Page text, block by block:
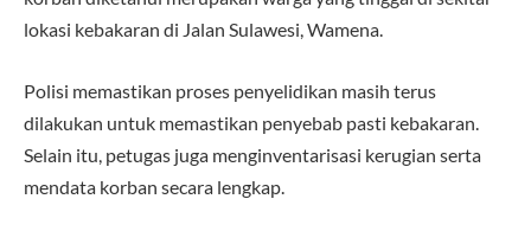
lokasi kebakaran di Jalan Sulawesi, Wamena.
Polisi memastikan proses penyelidikan masih terus
dilakukan untuk memastikan penyebab pasti kebakaran.
Selain itu, petugas juga menginventarisasi kerugian serta
mendata korban secara lengkap.